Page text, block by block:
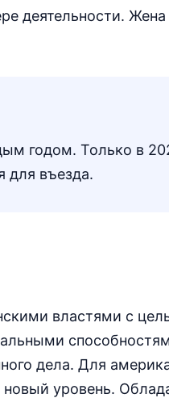
деятельности. Жена
годом. Только в
для въезда.
властями с
дела. Для
уровень.